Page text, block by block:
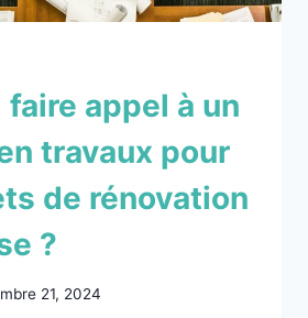
faire appel à un
travaux pour
de rénovation
?
21, 2024